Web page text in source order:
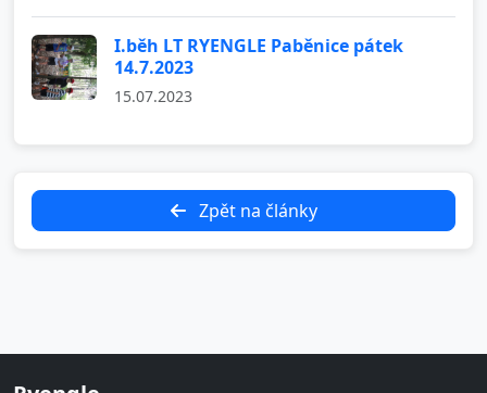
I.běh LT RYENGLE Paběnice pátek
14.7.2023
15.07.2023
Zpět na články